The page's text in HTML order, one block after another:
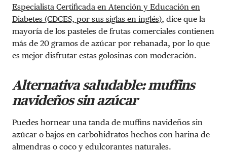
Especialista Certificada en Atención y Educación en
Diabetes (CDCES, por sus siglas en inglés), dice que la
mayoría de los pasteles de frutas comerciales contienen
más de 20 gramos de azúcar por rebanada, por lo que
es mejor disfrutar estas golosinas con moderación.
Alternativa saludable: muffins
navideños sin azúcar
Puedes hornear una tanda de muffins navideños sin
azúcar o bajos en carbohidratos hechos con harina de
almendras o coco y edulcorantes naturales.